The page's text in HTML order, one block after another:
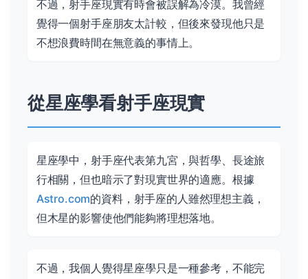
不過，射手座現實有時會被誤解為冷漠。我曾經
覺得一個射手座朋友太計較，但後來發現他只是
不想浪費時間在無意義的事情上。
從星座學看射手座現實
星座學中，射手座代表第九宮，與哲學、長途旅
行相關，但也暗示了對現實世界的適應。根據
Astro.com的資料，射手座的人雖然理想主義，
但木星的影響使他們能夠將理想落地。
不過，我個人覺得星座學只是一種參考，不能完